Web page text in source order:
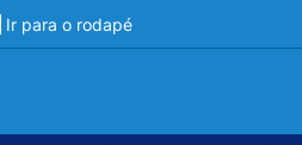
Ir para o rodapé